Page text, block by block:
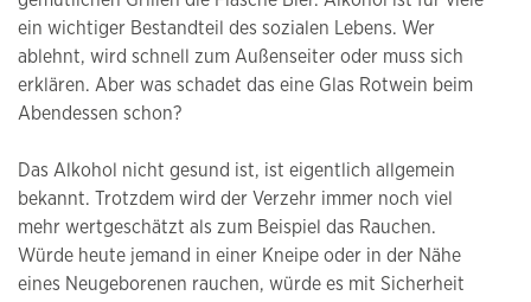
ein wichtiger Bestandteil des sozialen Lebens. Wer
ablehnt, wird schnell zum Außenseiter oder muss sich
erklären. Aber was schadet das eine Glas Rotwein beim
Abendessen schon?
Das Alkohol nicht gesund ist, ist eigentlich allgemein
bekannt. Trotzdem wird der Verzehr immer noch viel
mehr wertgeschätzt als zum Beispiel das Rauchen.
Würde heute jemand in einer Kneipe oder in der Nähe
eines Neugeborenen rauchen, würde es mit Sicherheit